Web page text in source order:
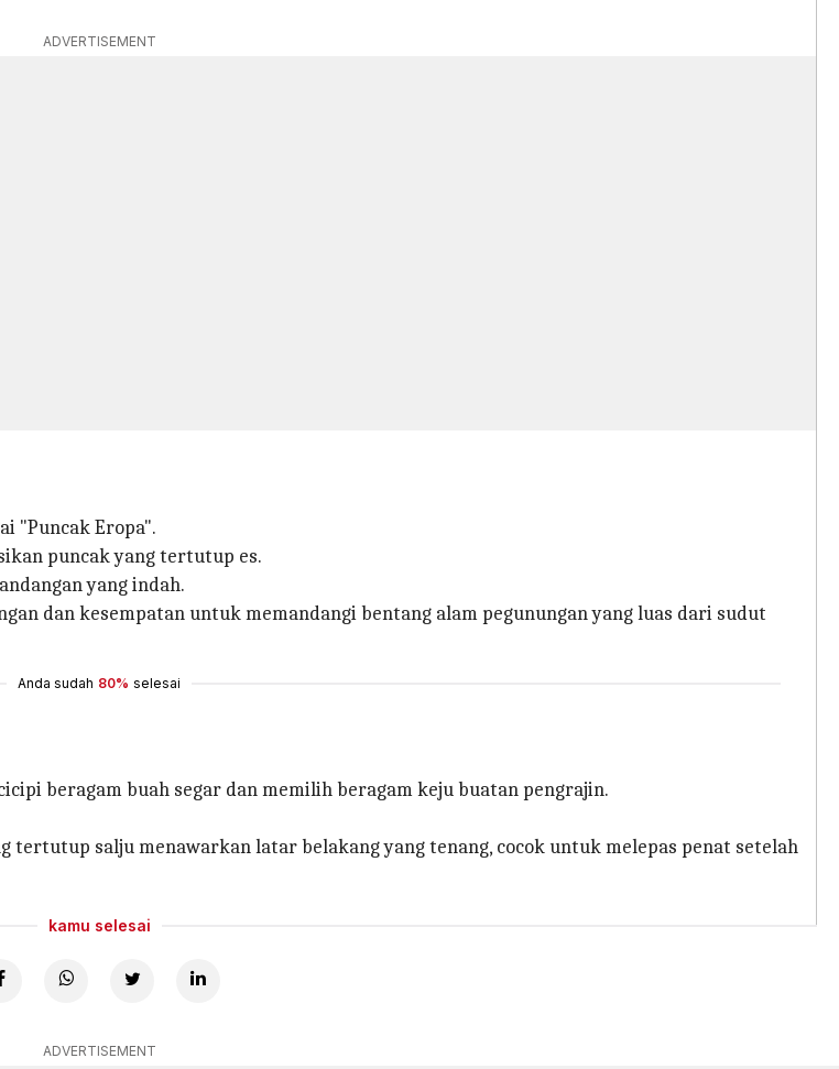
ADVERTISEMENT
"Puncak Eropa".
puncak yang tertutup es.
yang indah.
dan kesempatan untuk memandangi bentang alam pegunungan yang luas dari sudut
Anda sudah 80% selesai
beragam buah segar dan memilih beragam keju buatan pengrajin.
tertutup salju menawarkan latar belakang yang tenang, cocok untuk melepas penat setelah
kamu selesai
ADVERTISEMENT